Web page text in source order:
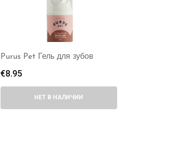
Purus Pet Гель для зубов
€8.95
НЕТ В НАЛИЧИИ